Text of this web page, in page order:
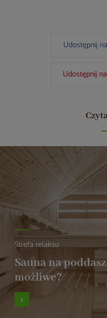
Udostępnij
Udostępnij
Strefa relaksu
Sauna na
możliwe?